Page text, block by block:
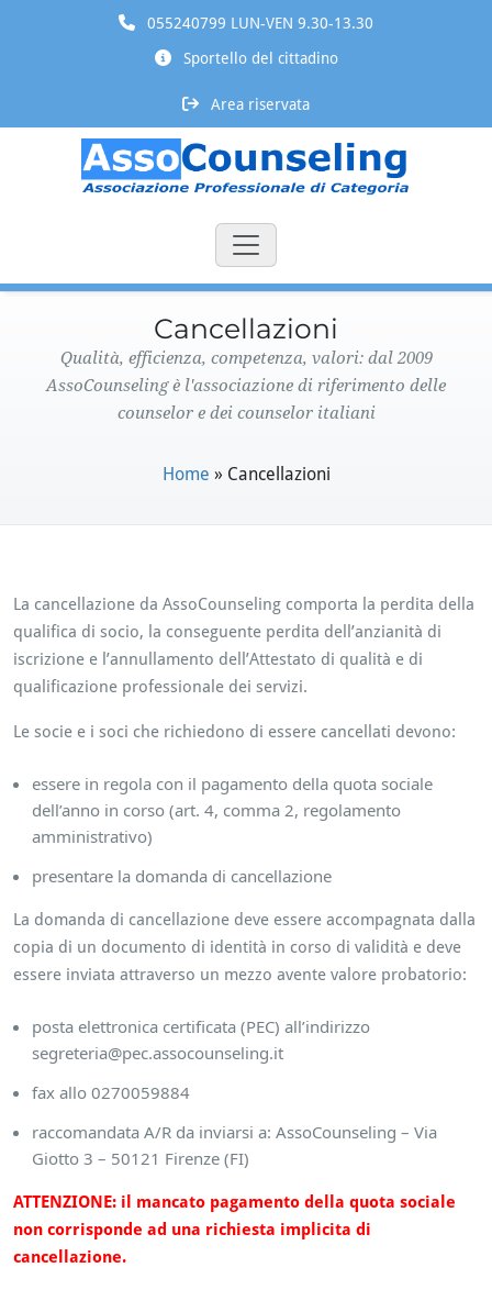
055240799 LUN-VEN 9.30-13.30
Sportello del cittadino
Area riservata
Cancellazioni
Qualità, efficienza, competenza, valori: dal 2009
AssoCounseling è l'associazione di riferimento delle
counselor e dei counselor italiani
Home » Cancellazioni
La cancellazione da AssoCounseling comporta la perdita della
qualifica di socio, la conseguente perdita dell’anzianità di
iscrizione e l’annullamento dell’Attestato di qualità e di
qualificazione professionale dei servizi.
Le socie e i soci che richiedono di essere cancellati devono:
essere in regola con il pagamento della quota sociale
dell’anno in corso (art. 4, comma 2, regolamento
amministrativo)
presentare la domanda di cancellazione
La domanda di cancellazione deve essere accompagnata dalla
copia di un documento di identità in corso di validità e deve
essere inviata attraverso un mezzo avente valore probatorio:
posta elettronica certificata (PEC) all’indirizzo
segreteria@pec.assocounseling.it
fax allo 0270059884
raccomandata A/R da inviarsi a: AssoCounseling – Via
Giotto 3 – 50121 Firenze (FI)
ATTENZIONE: il mancato pagamento della quota sociale
non corrisponde ad una richiesta implicita di
cancellazione.